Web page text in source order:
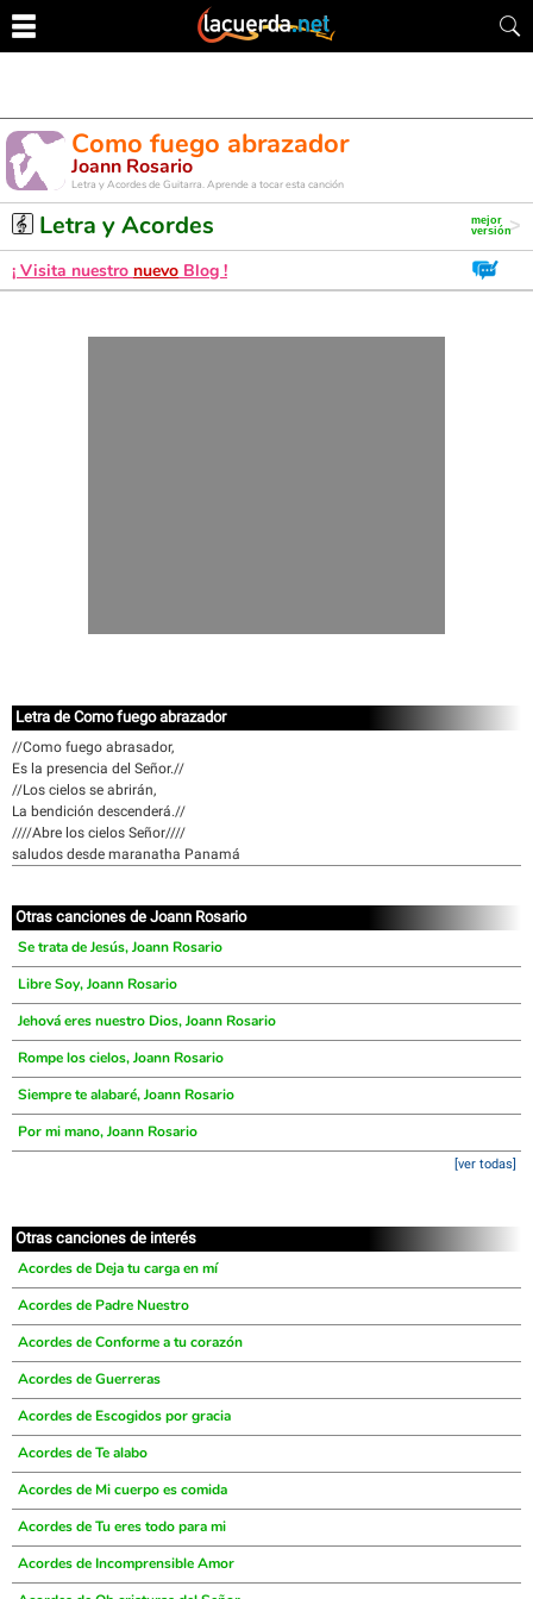
Como fuego abrazador
Joann Rosario
Letra y Acordes de Guitarra. Aprende a tocar esta canción
Letra y Acordes
¡ Visita nuestro nuevo Blog !
Letra de Como fuego abrazador
//Como fuego abrasador,
Es la presencia del Señor.//
//Los cielos se abrirán,
La bendición descenderá.//
////Abre los cielos Señor////
saludos desde maranatha Panamá
Otras canciones de Joann Rosario
Se trata de Jesús, Joann Rosario
Libre Soy, Joann Rosario
Jehová eres nuestro Dios, Joann Rosario
Rompe los cielos, Joann Rosario
Siempre te alabaré, Joann Rosario
Por mi mano, Joann Rosario
[ver todas]
Otras canciones de interés
Acordes de Deja tu carga en mí
Acordes de Padre Nuestro
Acordes de Conforme a tu corazón
Acordes de Guerreras
Acordes de Escogidos por gracia
Acordes de Te alabo
Acordes de Mi cuerpo es comida
Acordes de Tu eres todo para mi
Acordes de Incomprensible Amor